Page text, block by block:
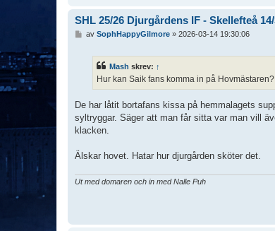
SHL 25/26 Djurgårdens IF - Skellefteå
av SophHappyGilmore» 2026-03-14 19:30:06
Mash skrev: ↑
Hur kan Saik fans komma in på
De har låtit bortafans kissa på hemmalagets
syltryggar. Säger att man får sitta var man vill
klacken.
Älskar hovet. Hatar hur djurgården sköter det.
Ut med domaren och in med Nalle Puh